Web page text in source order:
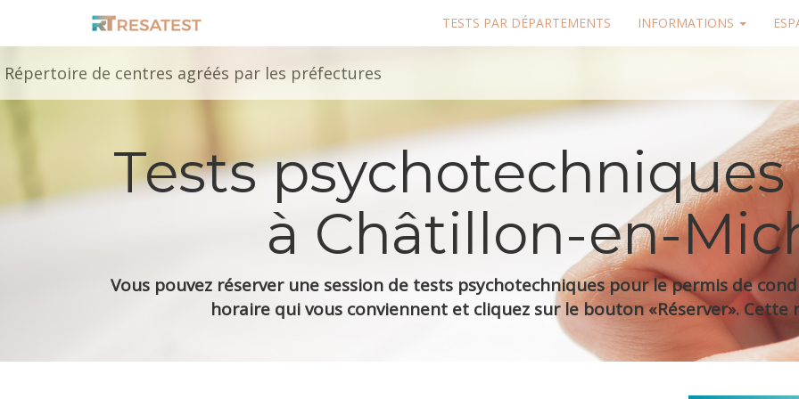
TESTS PAR DÉPARTEMENTS INFORMATIONS
Répertoire de centres agréés par les préfectures
Tests
à Châtillon-en-
Vous pouvez réserver une session de tests psychotechniques pour le permis de
horaire qui vous conviennent et cliquez sur le bouton «Réserver».